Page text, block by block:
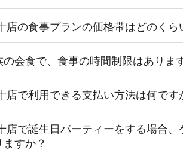
店の食事プランの価格帯はどのくら
会食で、食事の時間制限はありま
店で利用できる支払い方法は何です
店で誕生日パーティーをする場合
すか？